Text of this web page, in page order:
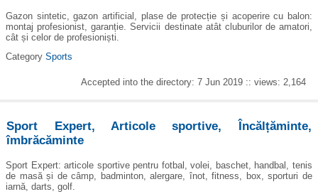
Gazon sintetic, gazon artificial, plase de protecție și acoperire cu balon:
montaj profesionist, garanție. Servicii destinate atât cluburilor de amatori,
cât și celor de profesioniști.
Category Sports
Accepted into the directory: 7 Jun 2019 :: views: 2,164
Sport Expert, Articole sportive, Încălțăminte,
îmbrăcăminte
Sport Expert: articole sportive pentru fotbal, volei, baschet, handbal, tenis
de masă și de câmp, badminton, alergare, înot, fitness, box, sporturi de
iarnă, darts, golf.